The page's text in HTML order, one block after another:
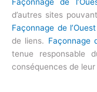
d’autres sites
Façonnage de l’Ouest
de liens. Façonnage
tenue responsable
conséquences de